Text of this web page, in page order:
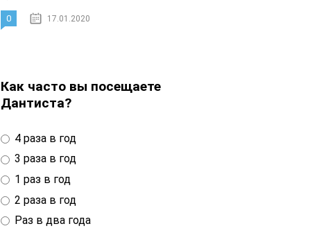
0 17.01.2020
Как часто вы посещаете
Дантиста?
4 раза в год
3 раза в год
1 раз в год
2 раза в год
Раз в два года